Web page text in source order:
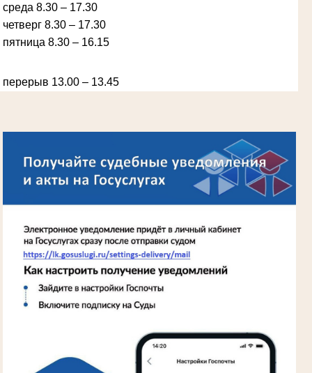
Ануприенко Иван Васильевич
Участник Великой Отечественной войны
Председатель Губкинского районного
народного суда
в период с 1965 по 1984 гг.
среда 8.30 – 17.30
четверг 8.30 – 17.30
пятница 8.30 – 16.15
перерыв 13.00 – 13.45